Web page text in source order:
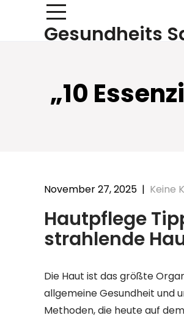
Gesundheits
„10
November 27, 2025 | Keine
Hautpflege
strahlende
Die Haut ist das größte
allgemeine Gesundheit und
Methoden, die heute auf